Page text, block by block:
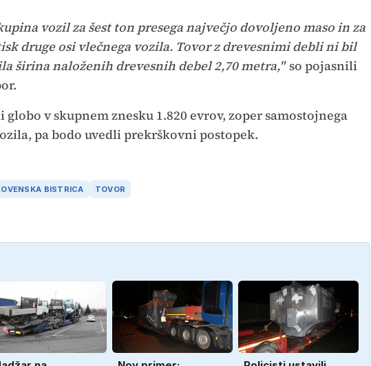
vozil za šest ton presega največjo dovoljeno maso in za
druge osi vlečnega vozila. Tovor z drevesnimi debli ni bil
širina naloženih drevesnih debel 2,70 metra,"so pojasnili
v skupnem znesku 1.820 evrov, zoper samostojnega
pa bodo uvedli prekrškovni postopek.
BISTRICA TOVOR